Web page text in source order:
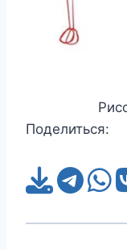
Поделиться: